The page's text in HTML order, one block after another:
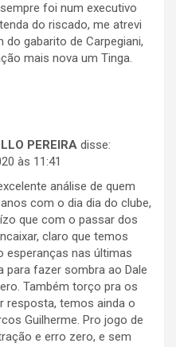
foi num executivo
do riscado, me atrevi
do gabarito de Carpegiani,
mais nova um Tinga.
PEREIRA disse:
às 11:41
análise de quem
com o dia dia do clube,
que com o passar dos
claro que temos
esperanças nas últimas
para fazer sombra ao Dale
Também torço pra os
resposta, temos ainda o
Guilherme. Pro jogo de
e erro zero, e sem